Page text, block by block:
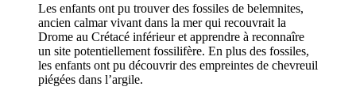
Les enfants ont pu trouver des fossiles de belemnites,
ancien calmar vivant dans la mer qui recouvrait la
Drome au Crétacé inférieur et apprendre à reconnaîre
un site potentiellement fossilifère. En plus des fossiles,
les enfants ont pu découvrir des empreintes de chevreuil
piégées dans l’argile.